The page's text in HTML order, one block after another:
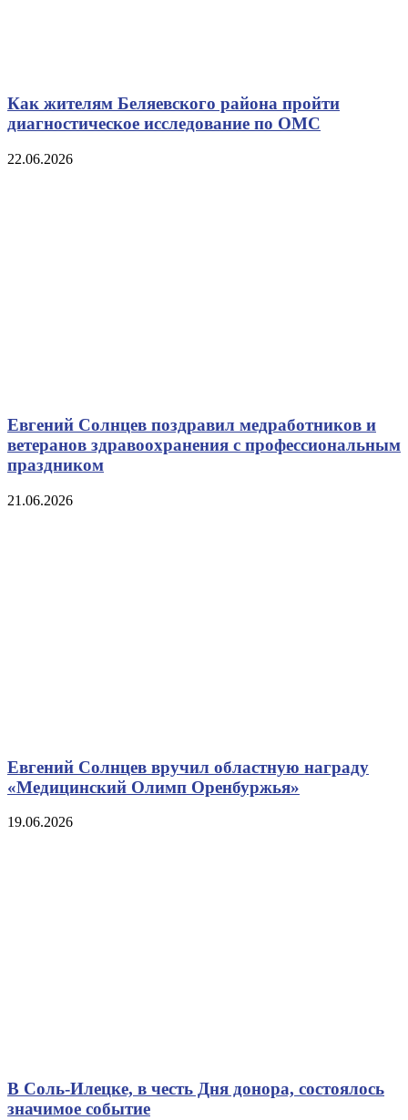
Как жителям Беляевского района пройти
диагностическое исследование по ОМС
22.06.2026
Евгений Солнцев поздравил медработников и
ветеранов здравоохранения с профессиональным
праздником
21.06.2026
Евгений Солнцев вручил областную награду
«Медицинский Олимп Оренбуржья»
19.06.2026
В Соль-Илецке, в честь Дня донора, состоялось
значимое событие